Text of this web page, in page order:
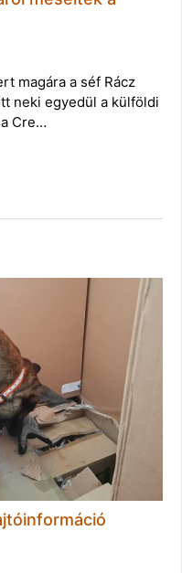
magára a séf Rácz
neki egyedül a külföldi
Cre…